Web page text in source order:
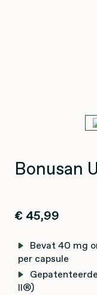
Bonusan
€ 45,99
Bevat 40 mg
per capsule
II®)